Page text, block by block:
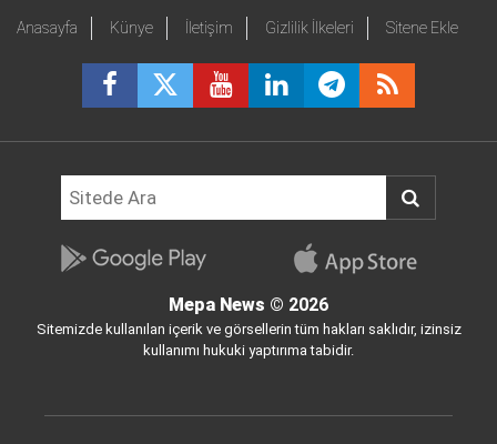
Anasayfa Künye İletişim Gizlilik İlkeleri Sitene Ekle
Mepa News © 2026
Sitemizde kullanılan içerik ve görsellerin tüm hakları saklıdır, izinsiz
kullanımı hukuki yaptırıma tabidir.